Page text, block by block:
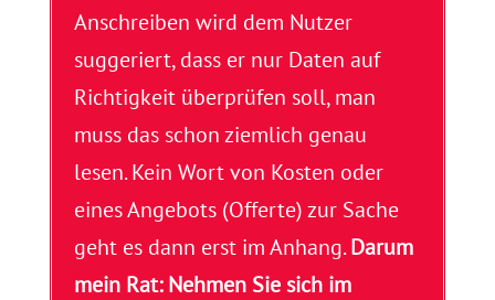
Anschreiben wird dem Nutzer
suggeriert, dass er nur Daten auf
Richtigkeit überprüfen soll, man
muss das schon ziemlich genau
lesen. Kein Wort von Kosten oder
eines Angebots (Offerte) zur Sache
geht es dann erst im Anhang.Darum
mein Rat: Nehmen Sie sich im